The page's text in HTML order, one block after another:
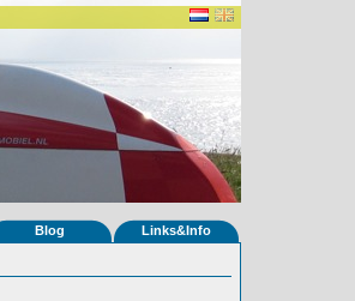
Blog Links&Info